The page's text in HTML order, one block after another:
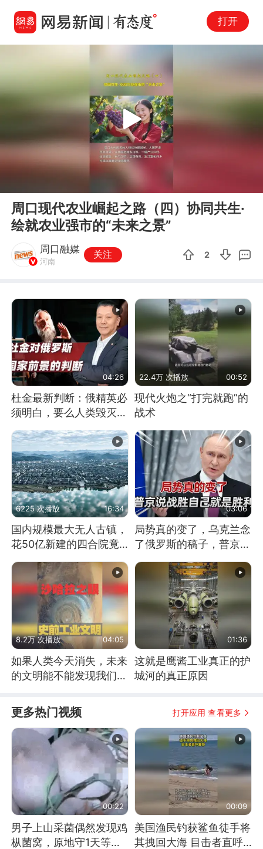
打开
Play
周口现代农业崛起之路（四）协同共生·
绘就农业强市的“未来之景”
周口融媒
河南
关注 2
04:26
杜金最新判断：俄精英必
须明白，要么人类毁灭，
要么俄毁灭
22.4万 次播放 00:52
现代火炮之“打完就跑”的
战术
6225 次播放 16:34
国内规模最大无人古镇，
花50亿新建的四合院竟
03:06
局势真的变了，乌克兰念
了俄罗斯的稿子，普京说
8.2万 次播放 04:05
如果人类今天消失，未来
的文明能不能发现我们存
01:36
这就是鹰酱工业真正的护
城河的真正原因
更多热门视频 打开应用 查看更多
00:22
男子上山采菌偶然发现鸡
枞菌窝，原地守1天等它
00:09
美国渔民钓获鲨鱼徒手将
其拽回大海 目击者直呼